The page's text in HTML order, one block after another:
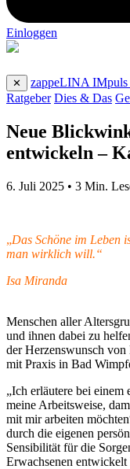
Einloggen
✕
zappeLINA IMpuls
Ratgeber Dies & Das
Neue
entwickeln –
6. Juli 2025 • 3 Min.
„Das Schöne im Leben
man wirklich will.“
Isa Miranda
Menschen aller
und ihnen dabei zu
der Herzenswunsch
mit Praxis in Bad
„Ich erläutere bei einem
meine Arbeitsweise,
mit mir arbeiten
durch die eigenen
Sensibilität für die
Erwachsenen entwickelt